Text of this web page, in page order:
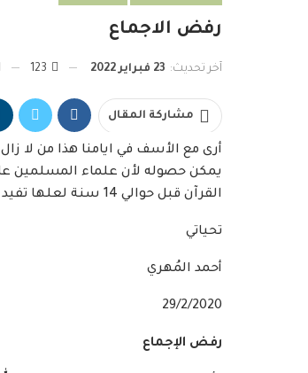
رفض الاجماع
آخر تحديث: 23 فبراير 2022
مشاركة المقال
أرى مع الأسف في ايامنا هذا من لا
يمكن حصوله لأن علماء المسلمين
القرآن قبل حوالي 14 سنة لعلها تفيد الإخوة والأخوات.
تحياتي
أحمد المُهري
29/2/2020
رفض الإجماع